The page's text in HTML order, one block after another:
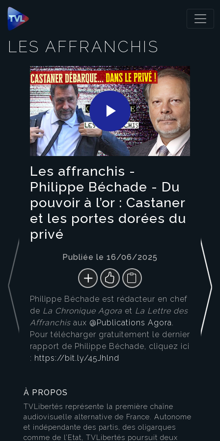
Panneau de gestion des cookies
LES AFFRANCHIS
Play
Video
Les affranchis -
Philippe Béchade - Du
pouvoir à l’or : Castaner
et les portes dorées du
privé
Publiée le 16/06/2025
Philippe Béchade est rédacteur en chef
de La Chronique Agora et La Lettre des
Affranchis aux @Publications Agora.
Pour télécharger gratuitement le dernier
rapport de Philippe Béchade, cliquez ici
: https://bit.ly/45Jhlnd
À PROPOS
TVLibertés représente la première chaîne
audiovisuelle alternative de France. Autonome
et indépendante des partis, des oligarques
comme de l’Etat, TVLibertés poursuit deux